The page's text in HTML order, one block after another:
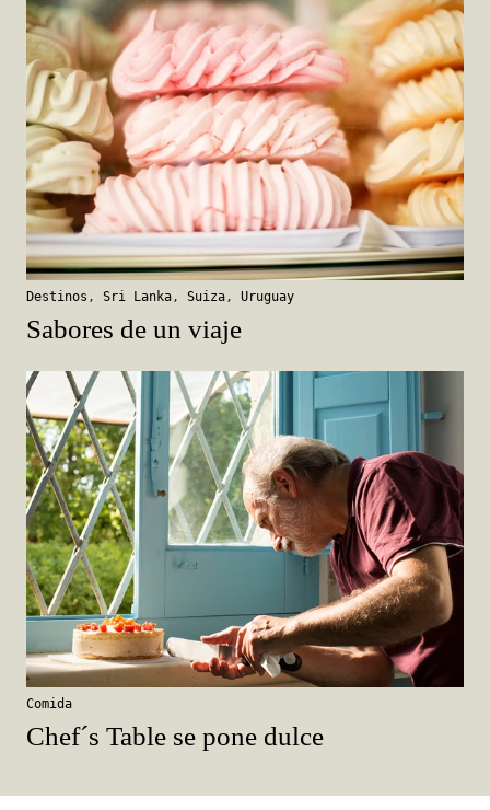
Destinos , Sri Lanka, Suiza, Uruguay
Sabores de un viaje
Comida
Chef´s Table se pone dulce